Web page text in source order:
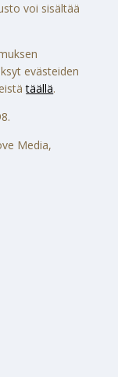
voi sisältää
evästeiden
täällä.
Media,